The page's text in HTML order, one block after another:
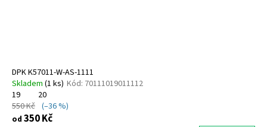
DPK K57011-W-AS-1111
Skladem (1 ks) Kód: 70111019011112
19
20
550 Kč (–36 %)
od 350 Kč